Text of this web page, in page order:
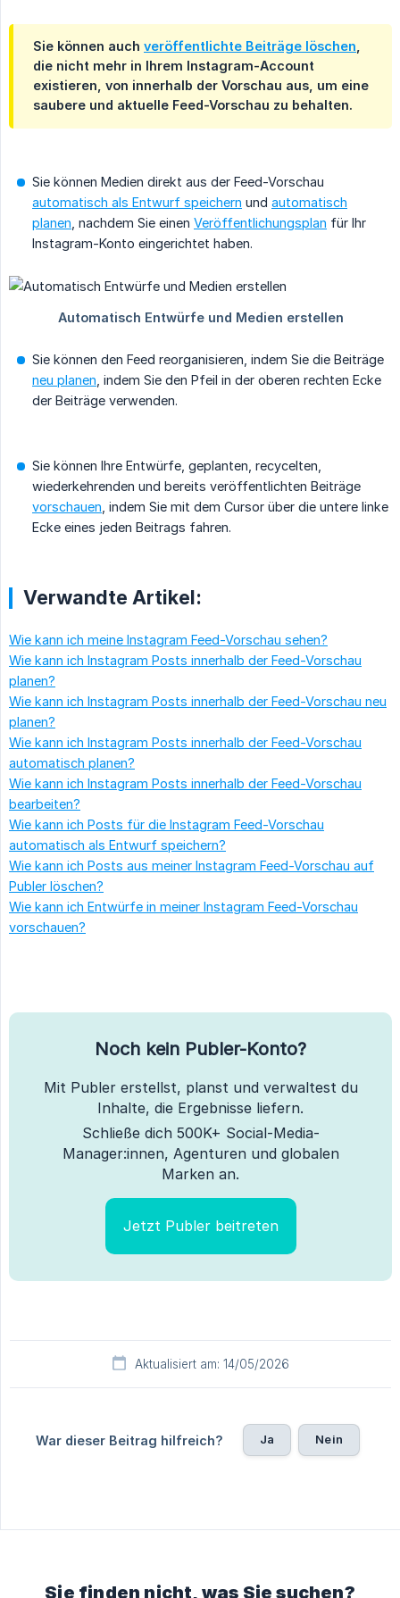
Sie können auch veröffentlichte Beiträge löschen
die nicht mehr in Ihrem Instagram-Account
existieren, von innerhalb der Vorschau aus, um eine
saubere und aktuelle Feed-Vorschau zu behalten.
Sie können Medien direkt aus der Feed-Vorschau
automatisch als Entwurf speichern und automatisch
planen , nachdem Sie einen Veröffentlichungsplan für Ihr
Instagram-Konto eingerichtet haben.
Sie können den Feed reorganisieren, indem Sie die Beiträge
neu planen , indem Sie den Pfeil in der oberen rechten Ecke
der Beiträge verwenden.
Sie können Ihre Entwürfe, geplanten, recycelten,
wiederkehrenden und bereits veröffentlichten Beiträge
vorschauen , indem Sie mit dem Cursor über die untere linke
Ecke eines jeden Beitrags fahren.
Verwandte Artikel:
Wie kann ich meine Instagram Feed-Vorschau sehen?
Wie kann ich Instagram Posts innerhalb der Feed-Vorschau
planen?
Wie kann ich Instagram Posts innerhalb der Feed-Vorschau neu
planen?
Wie kann ich Instagram Posts innerhalb der Feed-Vorschau
automatisch planen?
Wie kann ich Instagram Posts innerhalb der Feed-Vorschau
bearbeiten?
Wie kann ich Posts für die Instagram Feed-Vorschau
automatisch als Entwurf speichern?
Wie kann ich Posts aus meiner Instagram Feed-Vorschau auf
Publer löschen?
Wie kann ich Entwürfe in meiner Instagram Feed-Vorschau
vorschauen?
Noch kein Publer-Konto?
Mit Publer erstellst, planst und verwaltest du
Inhalte, die Ergebnisse liefern.
Schließe dich 500K+ Social-Media-
Manager:innen, Agenturen und globalen
Marken an.
Jetzt Publer beitreten
Aktualisiert am: 14/05/2026
War dieser Beitrag hilfreich? Ja Nein
Sie finden nicht, was Sie suchen?